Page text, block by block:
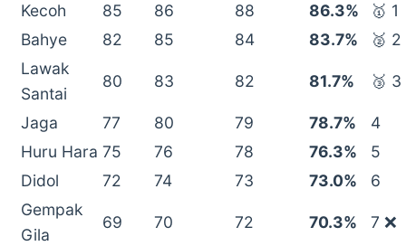
Kecoh 85 86 88 86.3%
🥇 1
Bahye
82 85 84 83.7%
🥈 2
Lawak
Santai
80 83 82 81.7% 🥉 3
Jaga 77 80 79 78.7%
4
Huru Hara 75 76 78 76.3%
5
Didol
72 74 73 73.0%
6
Gempak
Gila
69 70 72 70.3% 7 ❌